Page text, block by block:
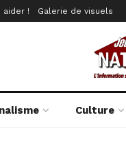
aider ! Galerie de visuels
Culture